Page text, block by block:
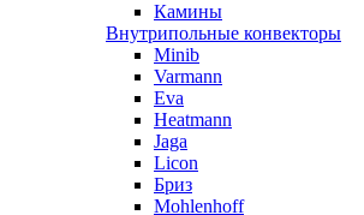
Камины
Внутрипольные конвекторы
Minib
Varmann
Eva
Heatmann
Jaga
Licon
Бриз
Mohlenhoff